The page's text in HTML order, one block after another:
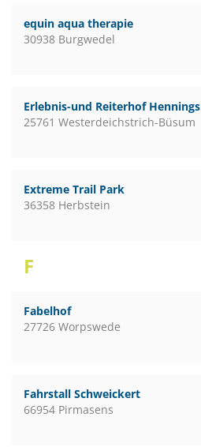
equin aqua therapie
30938 Burgwedel
Erlebnis-und Reiterhof Hennings
25761 Westerdeichstrich-Büsum
Extreme Trail Park
36358 Herbstein
F
Fabelhof
27726 Worpswede
Fahrstall Schweickert
66954 Pirmasens